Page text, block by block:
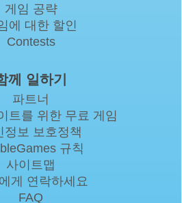
게임 공략
에 대한 할인
Contests
께 일하기
파트너
트를 위한 무료 게임
정보 보호정책
규칙
사이트맵
게 연락하세요
FAQ